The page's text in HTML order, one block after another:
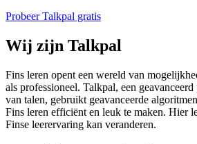
Probeer Talkpal gratis
Wij zijn Talkpal
Fins leren opent een wereld van
als professioneel. Talkpal, een
van talen, gebruikt geavanceerde
Fins leren efficiënt en leuk te maken. Hier
Finse leerervaring kan veranderen.